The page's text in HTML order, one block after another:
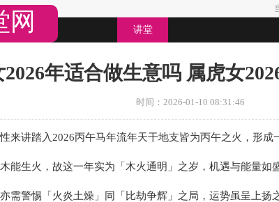
网 讲堂
2026年适合做生意吗 属虎女
时间：2026-01-10 08:31:46
来讲踏入2026丙午马年流年天干地支皆为丙午之火，形成
能生火，故这一年实为「木火通明」之岁，机遇与能量如
需警惕「火炎土燥」同「比劫争辉」之局，运势虽呈上扬